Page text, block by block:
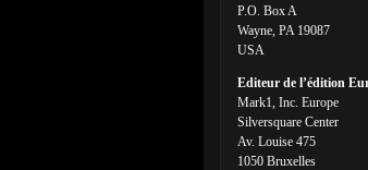
P.O. Box A
Wayne, PA 19087
USA
Editeur de l’édition
Mark1, Inc. Europe
Silversquare Center
Av. Louise 475
1050 Bruxelles